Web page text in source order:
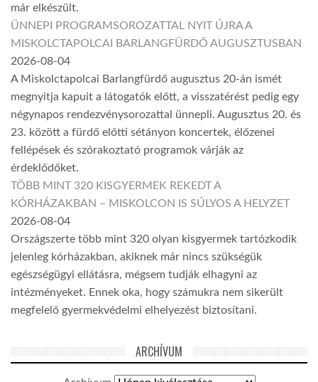
már elkészült.
ÜNNEPI PROGRAMSOROZATTAL NYIT ÚJRA A
MISKOLCTAPOLCAI BARLANGFÜRDŐ AUGUSZTUSBAN
2026-08-04
A Miskolctapolcai Barlangfürdő augusztus 20-án ismét
megnyitja kapuit a látogatók előtt, a visszatérést pedig egy
négynapos rendezvénysorozattal ünnepli. Augusztus 20. és
23. között a fürdő előtti sétányon koncertek, élőzenei
fellépések és szórakoztató programok várják az
érdeklődőket.
TÖBB MINT 320 KISGYERMEK REKEDT A
KÓRHÁZAKBAN – MISKOLCON IS SÚLYOS A HELYZET
2026-08-04
Országszerte több mint 320 olyan kisgyermek tartózkodik
jelenleg kórházakban, akiknek már nincs szükségük
egészségügyi ellátásra, mégsem tudják elhagyni az
intézményeket. Ennek oka, hogy számukra nem sikerült
megfelelő gyermekvédelmi elhelyezést biztosítani.
ARCHÍVUM